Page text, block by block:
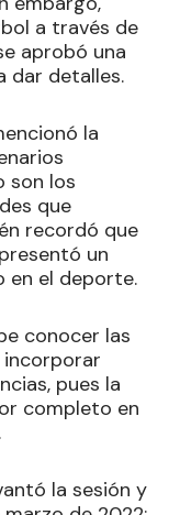
a través de
aprobó una
dar detalles.
la
son los
que
recordó que
un
en el deporte.
conocer las
incorporar
pues la
completo en
la sesión y